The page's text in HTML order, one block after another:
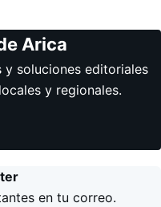
Arica
y soluciones editoriales
y regionales.
en tu correo.